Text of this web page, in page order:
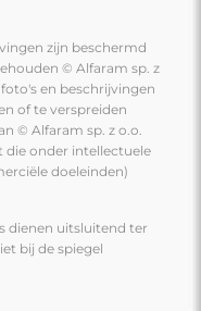
zijn beschermd
© Alfaram sp. z
en beschrijvingen
of te verspreiden
© Alfaram sp. z o.o.
onder intellectuele
doeleinden)
dienen uitsluitend ter
bij de spiegel